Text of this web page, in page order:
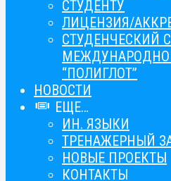
СТУДЕНТУ
ЛИЦЕНЗИЯ/
СТУДЕНЧЕСКИЙ
“ПОЛИГЛОТ”
НОВОСТИ
ЕЩЕ…
ИН. ЯЗЫКИ
ТРЕНАЖЕРНЫЙ
НОВЫЕ ПРОЕКТЫ
КОНТАКТЫ